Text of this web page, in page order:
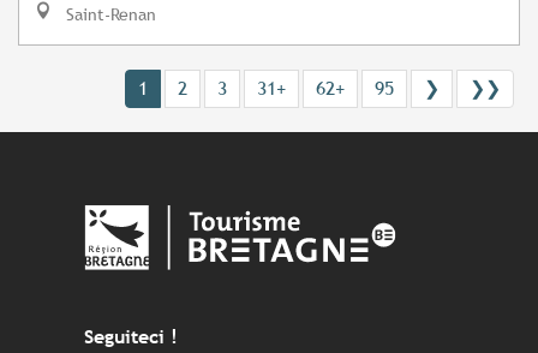
Saint-Renan
1 2 3 31+ 62+ 95 ❯ ❯❯
Seguiteci !